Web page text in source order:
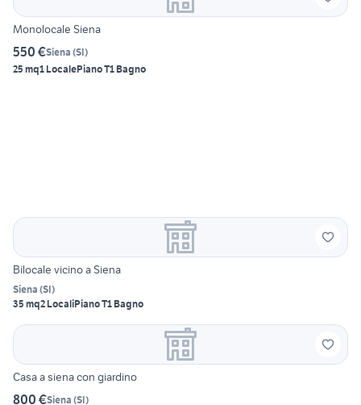
Monolocale Siena
550 €Siena (SI)
25 mq1 LocalePiano T1 Bagno
Bilocale vicino a Siena
Siena (SI)
35 mq2 LocaliPiano T1 Bagno
Casa a siena con giardino
800 €Siena (SI)